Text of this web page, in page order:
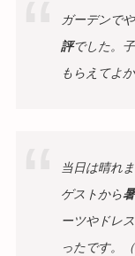
ガーデンで
評でした。
もらえてよ
当日は晴れ
ゲストから
ーツやドレ
ったです。